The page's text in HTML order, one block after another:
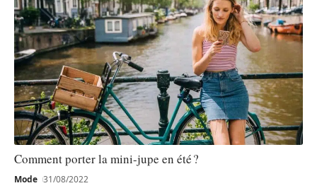
Comment porter la mini-jupe en été ?
Mode 31/08/2022